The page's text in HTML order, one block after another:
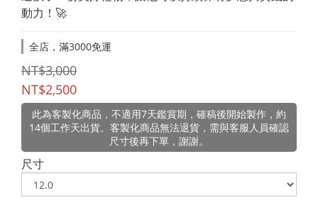
動力！🚀
全店，滿3000免運
NT$3,000
NT$2,500
此為客製化商品，不適用7天鑑賞期，確稿後開始製作，約
14個工作天出貨。客製化商品無法退貨，需與客服人員確認
尺寸後再下單，謝謝。
尺寸